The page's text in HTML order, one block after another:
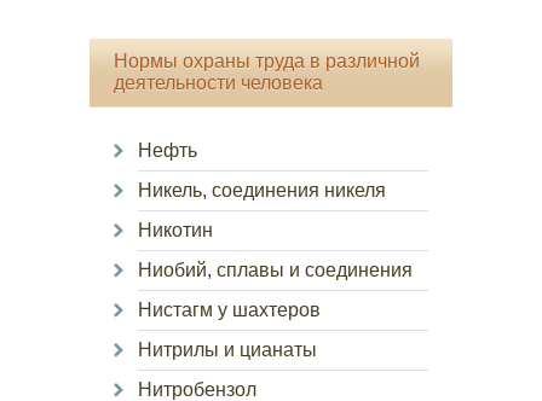
Нормы охраны труда в различной
деятельности человека
Нефть
Никель, соединения никеля
Никотин
Ниобий, сплавы и соединения
Нистагм у шахтеров
Нитрилы и цианаты
Нитробензол